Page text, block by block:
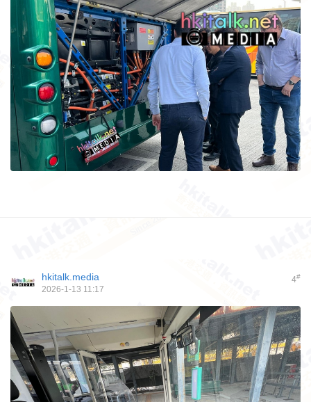
4#
hkitalk.media
2026-1-13 11:17